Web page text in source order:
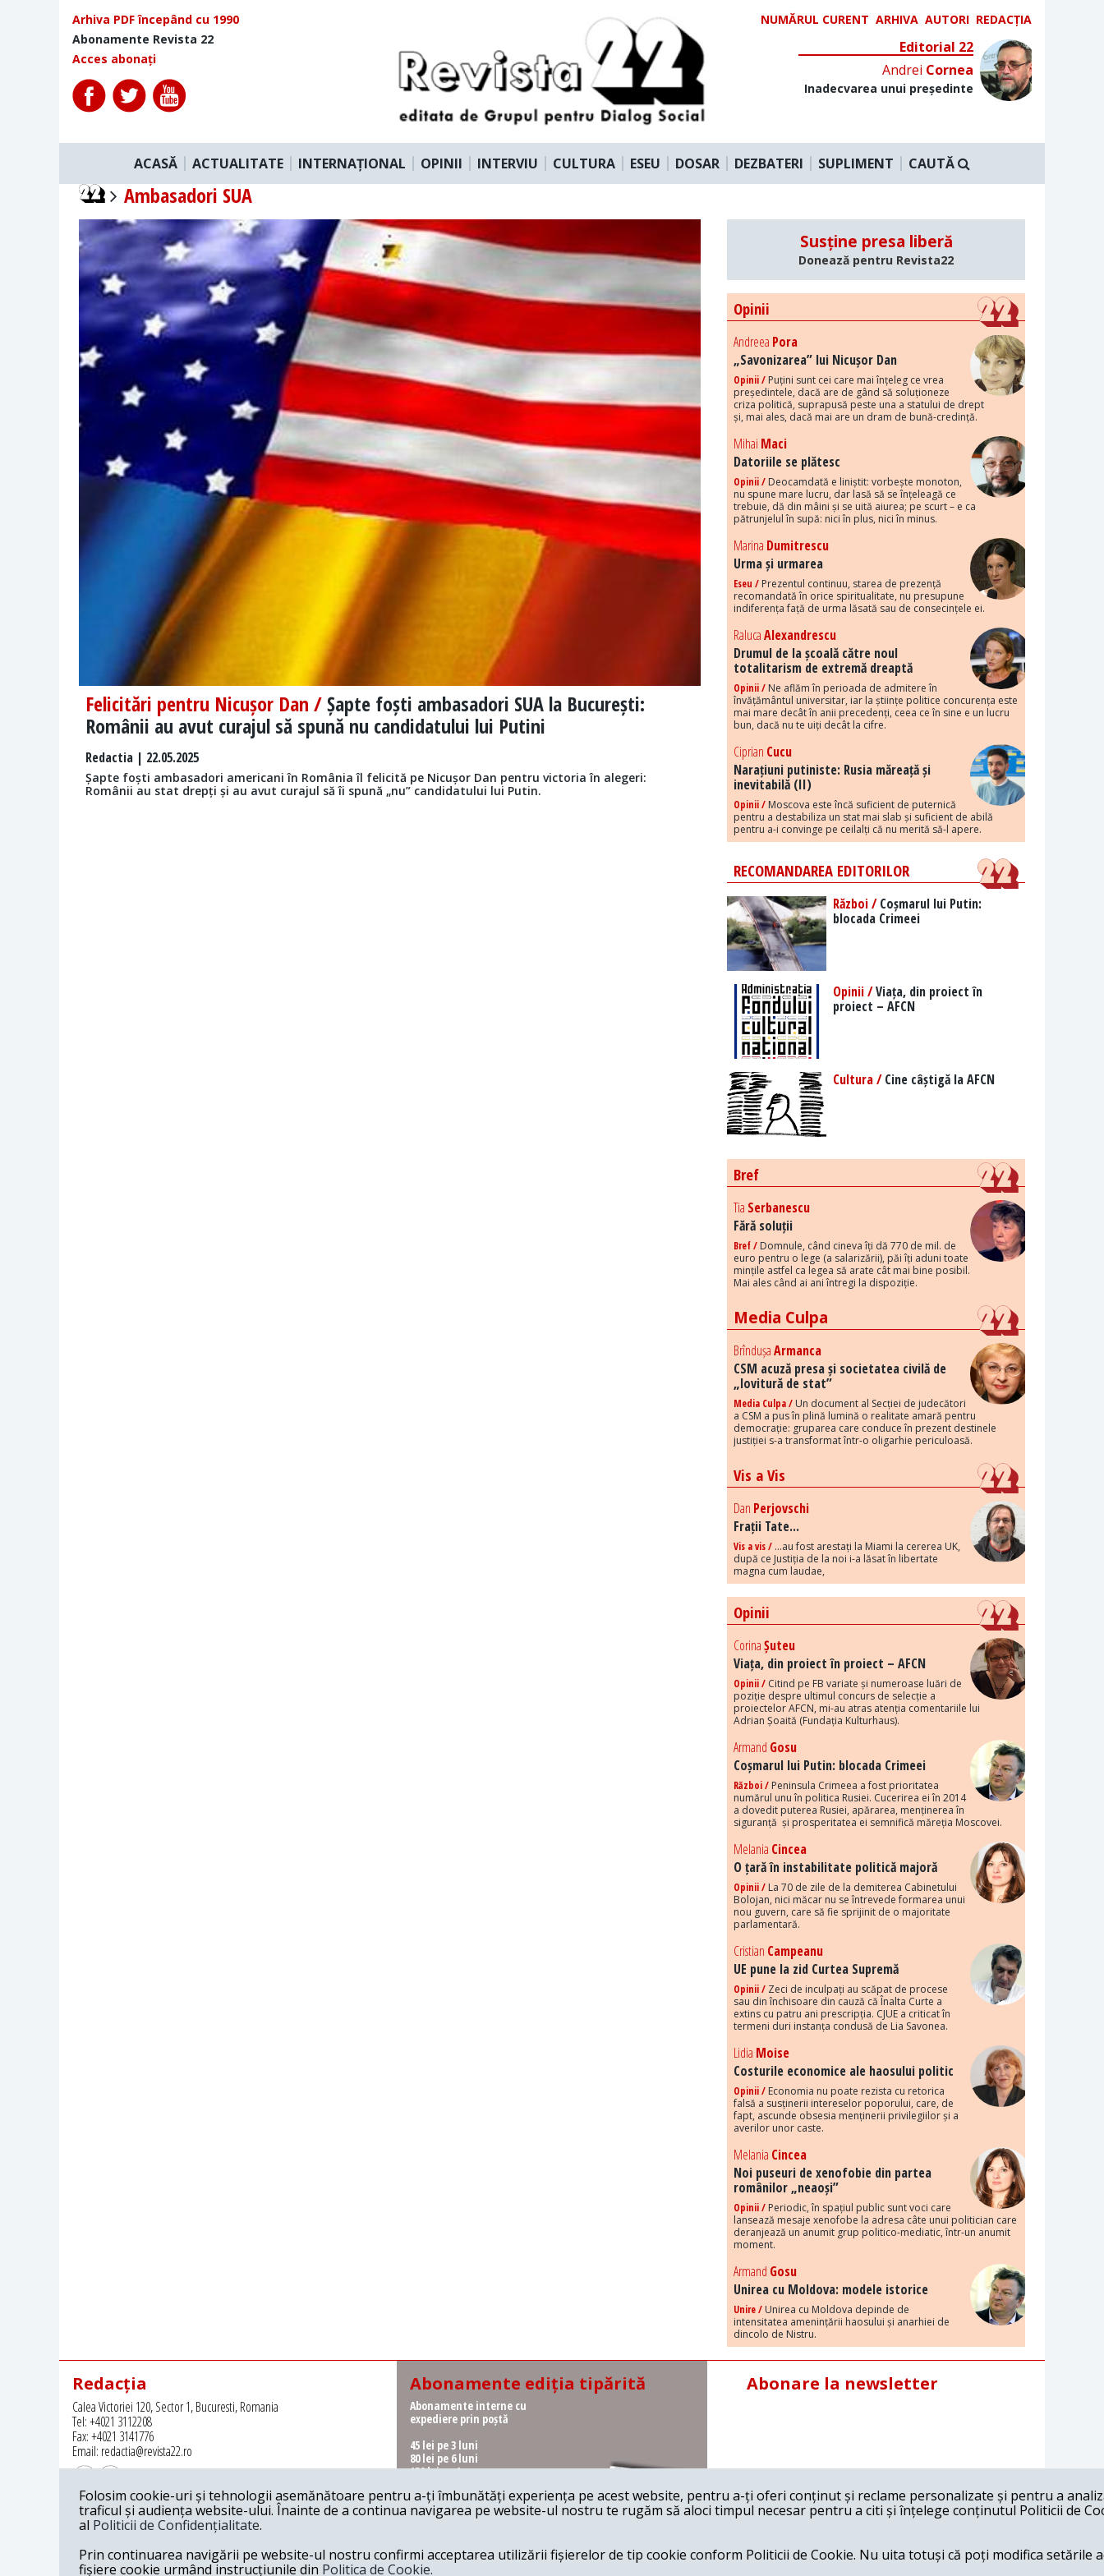
Arhiva PDF începând cu 1990
Abonamente Revista 22
Acces abonați
NUMĂRUL CURENT ARHIVA AUTORI REDACȚIA
Editorial 22
Andrei Cornea
Inadecvarea unui președinte
ACASĂ ACTUALITATE INTERNAȚIONAL OPINII INTERVIU CULTURA ESEU DOSAR DEZBATERI SUPLIMENT CAUTĂ
Ambasadori SUA
Felicitări pentru Nicușor Dan /Șapte foști ambasadori SUA la București:
Românii au avut curajul să spună nu candidatului lui Putini
Redactia | 22.05.2025
Șapte foști ambasadori americani în România îl felicită pe Nicușor Dan pentru victoria în alegeri:
Românii au stat drepți și au avut curajul să îi spună „nu” candidatului lui Putin.
Susține presa liberă
Donează pentru Revista22
Opinii
Andreea Pora
„Savonizarea” lui Nicușor Dan
Opinii / Puțini sunt cei care mai înțeleg ce vrea
președintele, dacă are de gând să soluționeze
criza politică, suprapusă peste una a statului de drept
și, mai ales, dacă mai are un dram de bună-credință.
Mihai Maci
Datoriile se plătesc
Opinii / Deocamdată e liniștit: vorbește monoton,
nu spune mare lucru, dar lasă să se înțeleagă ce
trebuie, dă din mâini și se uită aiurea; pe scurt – e ca
pătrunjelul în supă: nici în plus, nici în minus.
Marina Dumitrescu
Urma și urmarea
Eseu / Prezentul continuu, starea de prezență
recomandată în orice spiritualitate, nu presupune
indiferența față de urma lăsată sau de consecințele ei.
RalucaAlexandrescu
Drumul de la școală către noul
totalitarism de extremă dreaptă
Opinii / Ne aflăm în perioada de admitere în
învățământul universitar, iar la științe politice concurența este
mai mare decât în anii precedenți, ceea ce în sine e un lucru
bun, dacă nu te uiți decât la cifre.
Ciprian Cucu
Narațiuni putiniste: Rusia măreață și
inevitabilă (II)
Opinii / Moscova este încă suficient de puternică
pentru a destabiliza un stat mai slab și suficient de abilă
pentru a-i convinge pe ceilalți că nu merită să-l apere.
RECOMANDAREA EDITORILOR
Război /Coșmarul lui Putin:
blocada Crimeei
Opinii /Viața, din proiect în
proiect – AFCN
Cultura /Cine câștigă la AFCN
Bref
Tia Serbanescu
Fără soluții
Bref / Domnule, când cineva îți dă 770 de mil. de
euro pentru o lege (a salarizării), păi îți aduni toate
mințile astfel ca legea să arate cât mai bine posibil.
Mai ales când ai ani întregi la dispoziție.
Media Culpa
BrîndușaArmanca
CSM acuză presa și societatea civilă de
„lovitură de stat”
Media Culpa / Un document al Secției de judecători
a CSM a pus în plină lumină o realitate amară pentru
democrație: gruparea care conduce în prezent destinele
justiției s-a transformat într-o oligarhie periculoasă.
Vis a Vis
Dan Perjovschi
Frații Tate...
Vis a vis / ...au fost arestați la Miami la cererea UK,
după ce Justiția de la noi i-a lăsat în libertate
magna cum laudae,
Opinii
CorinaȘuteu
Viața, din proiect în proiect – AFCN
Opinii / Citind pe FB variate și numeroase luări de
poziție despre ultimul concurs de selecție a
proiectelor AFCN, mi-au atras atenția comentariile lui
Adrian Șoaită (Fundația Kulturhaus).
Armand Gosu
Coșmarul lui Putin: blocada Crimeei
Război / Peninsula Crimeea a fost prioritatea
numărul unu în politica Rusiei. Cucerirea ei în 2014
a dovedit puterea Rusiei, apărarea, menținerea în
siguranță și prosperitatea ei semnifică măreția Moscovei.
Melania Cincea
O țară în instabilitate politică majoră
Opinii / La 70 de zile de la demiterea Cabinetului
Bolojan, nici măcar nu se întrevede formarea unui
nou guvern, care să fie sprijinit de o majoritate
parlamentară.
Cristian Campeanu
UE pune la zid Curtea Supremă
Opinii / Zeci de inculpați au scăpat de procese
sau din închisoare din cauză că Înalta Curte a
extins cu patru ani prescripția. CJUE a criticat în
termeni duri instanța condusă de Lia Savonea.
Lidia Moise
Costurile economice ale haosului politic
Opinii / Economia nu poate rezista cu retorica
falsă a susținerii intereselor poporului, care, de
fapt, ascunde obsesia menținerii privilegiilor și a
averilor unor caste.
Melania Cincea
Noi puseuri de xenofobie din partea
românilor „neaoși”
Opinii / Periodic, în spațiul public sunt voci care
lansează mesaje xenofobe la adresa câte unui politician care
deranjează un anumit grup politico-mediatic, într-un anumit
moment.
Armand Gosu
Unirea cu Moldova: modele istorice
Unire / Unirea cu Moldova depinde de
intensitatea amenințării haosului și anarhiei de
dincolo de Nistru.
Redacția
Calea Victoriei 120, Sector 1, Bucuresti, Romania
Tel: +4021 3112208
Fax: +4021 3141776
Email: redactia@revista22.ro
Revista 22 este editata de
Abonamente ediția tipărită
Abonamente interne cu
expediere prin poștă
45 lei pe 3 luni
80 lei pe 6 luni
150 lei pe 1 an
Abonamente interne cu
ridicare de la redacție
62 lei pe 6 luni
115 lei pe 1 an
Abonare la newsletter
Folosim cookie-uri și tehnologii asemănătoare pentru a-ți îmbunătăți experiența pe acest website, pentru a-ți oferi conținut și reclame personalizate și pentru a
traficul și audiența website-ului. Înainte de a continua navigarea pe website-ul nostru te rugăm să aloci timpul necesar pentru a citi și înțelege conținutul Politicii de
al Politicii de Confidențialitate.
Prin continuarea navigării pe website-ul nostru confirmi acceptarea utilizării fișierelor de tip cookie conform Politicii de Cookie. Nu uita totuși că poți modifica setările
fișiere cookie urmând instrucțiunile din Politica de Cookie.